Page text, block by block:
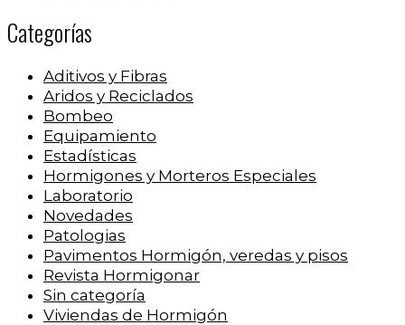
Categorías
Aditivos y Fibras
Aridos y Reciclados
Bombeo
Equipamiento
Estadísticas
Hormigones y Morteros Especiales
Laboratorio
Novedades
Patologias
Pavimentos Hormigón, veredas y pisos
Revista Hormigonar
Sin categoría
Viviendas de Hormigón